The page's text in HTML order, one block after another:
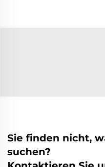
Sie finden nicht,
suchen?